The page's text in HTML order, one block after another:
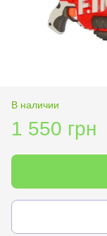
В наличии
1 550 грн